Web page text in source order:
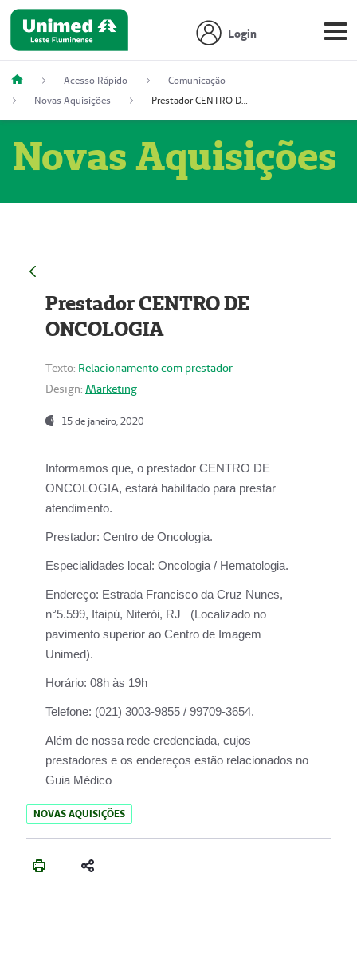
Login
Acesso Rápido
Comunicação
Novas Aquisições
Prestador CENTRO DE ONCOLOGIA
Novas Aquisições
Prestador CENTRO DE
ONCOLOGIA
Texto: Relacionamento com prestador
Design: Marketing
15 de janeiro, 2020
Informamos que, o prestador CENTRO DE
ONCOLOGIA, estará habilitado para prestar
atendimento.
Prestador: Centro de Oncologia.
Especialidades local: Oncologia / Hematologia.
Endereço: Estrada Francisco da Cruz Nunes,
n°5.599, Itaipú, Niterói, RJ (Localizado no
pavimento superior ao Centro de Imagem
Unimed).
Horário: 08h às 19h
Telefone: (021) 3003-9855 / 99709-3654.
Além de nossa rede credenciada, cujos
prestadores e os endereços estão relacionados no
Guia Médico
NOVAS AQUISIÇÕES